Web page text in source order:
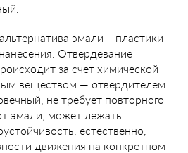
эмали – пластики
Отвердевание
за счет химической
веществом — отвердителем.
не требует повторного
эмали, может лежать
естественно,
движения на конкретном